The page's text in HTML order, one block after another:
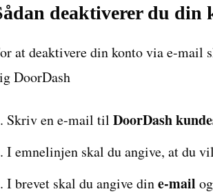
deaktiverer du din
at deaktivere din konto via e-mail
DoorDash
Skriv en e-mail tilDoorDash
I emnelinjen skal du angive, at du
I brevet skal du angive dine-mail